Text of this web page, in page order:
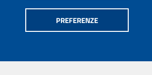
PREFERENZE